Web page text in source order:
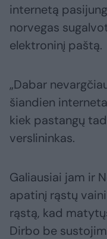
internetą
norvegas
elektroninį paštą.
„Dabar
šiandien
kiek pastangų
verslininkas.
Galiausiai jam ir
apatinį rąstų
rąstą, kad
Dirbo be